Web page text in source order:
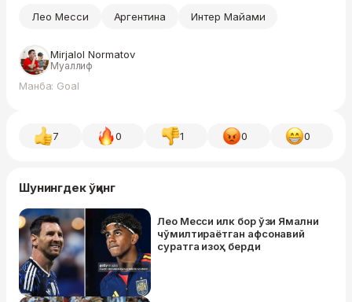
Лео Месси Аргентина Интер Майами
Mirjalol Normatov
Муаллиф
Манба: Goal
7 0 1 0 0
Шунингдек ўқинг
Лео Месси илк бор ўзи Ямални
чўмилтираётган афсонавий
суратга изоҳ берди